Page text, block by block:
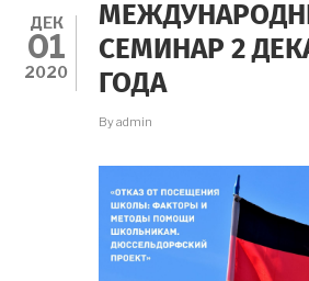
ДЕК
01
2020
СЕМИНАР 2
ГОДА
Byadmin